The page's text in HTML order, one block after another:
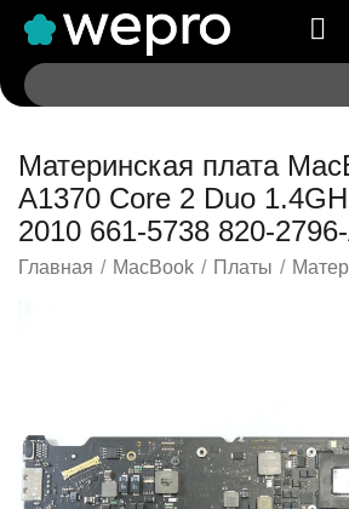
Материнская плата
A1370 Core 2 Duo
2010 661-5738 820-
Главная / MacBook / Платы /